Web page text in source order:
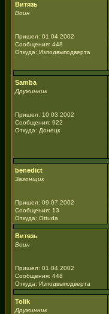
Витязь
Воин
Пришел: 01.04.2002
Сообщения: 448
Откуда: Изподвыподверта
Samba
Дружинник
Пришел: 10.03.2002
Сообщения: 922
Откуда: Донецк
benedict
Загонщик
Пришел: 09.07.2002
Сообщения: 13
Откуда: Ottuda
Витязь
Воин
Пришел: 01.04.2002
Сообщения: 448
Откуда: Изподвыподверта
Tolik
Дружинник